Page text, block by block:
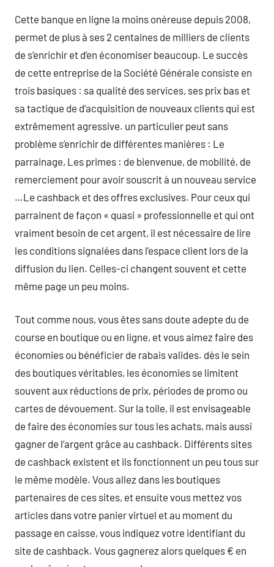
Cette banque en ligne la moins onéreuse depuis 2008,
permet de plus à ses 2 centaines de milliers de clients
de s’enrichir et d’en économiser beaucoup. Le succès
de cette entreprise de la Société Générale consiste en
trois basiques : sa qualité des services, ses prix bas et
sa tactique de d’acquisition de nouveaux clients qui est
extrêmement agressive. un particulier peut sans
problème s’enrichir de différentes manières : Le
parrainage, Les primes : de bienvenue, de mobilité, de
remerciement pour avoir souscrit à un nouveau service
…Le cashback et des offres exclusives. Pour ceux qui
parrainent de façon « quasi » professionnelle et qui ont
vraiment besoin de cet argent, il est nécessaire de lire
les conditions signalées dans l’espace client lors de la
diffusion du lien. Celles-ci changent souvent et cette
même page un peu moins.
Tout comme nous, vous êtes sans doute adepte du de
course en boutique ou en ligne, et vous aimez faire des
économies ou bénéficier de rabais valides. dès le sein
des boutiques véritables, les économies se limitent
souvent aux réductions de prix, périodes de promo ou
cartes de dévouement. Sur la toile, il est envisageable
de faire des économies sur tous les achats, mais aussi
gagner de l’argent grâce au cashback. Différents sites
de cashback existent et ils fonctionnent un peu tous sur
le même modèle. Vous allez dans les boutiques
partenaires de ces sites, et ensuite vous mettez vos
articles dans votre panier virtuel et au moment du
passage en caisse, vous indiquez votre identifiant du
site de cashback. Vous gagnerez alors quelques € en